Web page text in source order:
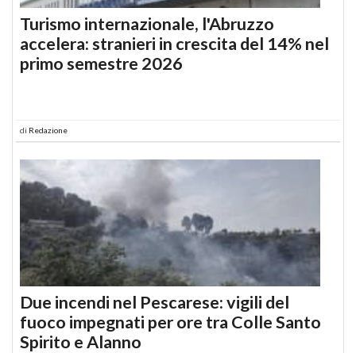
Turismo internazionale, l'Abruzzo
accelera: stranieri in crescita del 14% nel
primo semestre 2026
di Redazione
Due incendi nel Pescarese: vigili del
fuoco impegnati per ore tra Colle Santo
Spirito e Alanno